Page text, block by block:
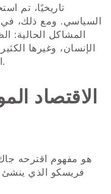
تاريخيًا، تم
السياسي. ومع ذلك، في
المشاكل الحالية:
الإنسان، وغيرها
الجمهور، بل وتطلق حركات اجتماعية.
الاقتصاد
فريسكو الذي ينشئ